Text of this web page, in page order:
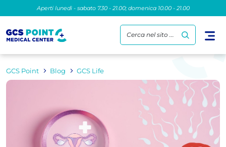
Aperti lunedì - sabato 7.30 - 21.00; domenica 10.00 - 21.00
Cerca nel sito ...
GCS Point Blog GCS Life